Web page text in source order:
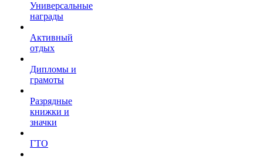
Универсальные
награды
Активный
отдых
Дипломы и
грамоты
Разрядные
книжки и
значки
ГТО